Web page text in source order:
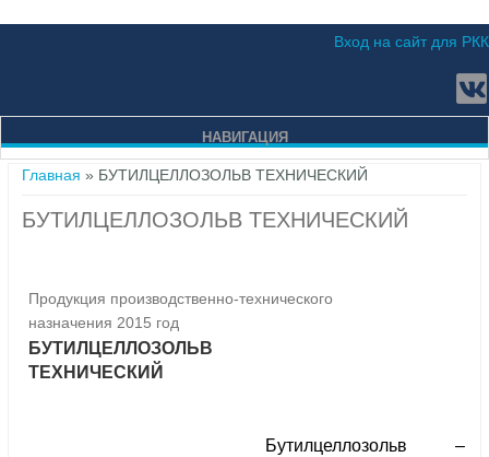
Вход на сайт для РКК
НАВИГАЦИЯ
Вы здесь
Главная » БУТИЛЦЕЛЛОЗОЛЬВ ТЕХНИЧЕСКИЙ
БУТИЛЦЕЛЛОЗОЛЬВ ТЕХНИЧЕСКИЙ
Продукция производственно-технического
назначения 2015 год
БУТИЛЦЕЛЛОЗОЛЬВ
ТЕХНИЧЕСКИЙ
Бутилцеллозольв –